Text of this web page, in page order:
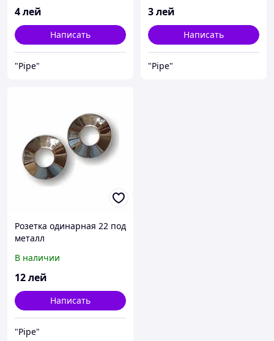
4лей
Написать
"Pipe"
3лей
Написать
"Pipe"
Розетка одинарная 22 под
металл
В наличии
12лей
Написать
"Pipe"